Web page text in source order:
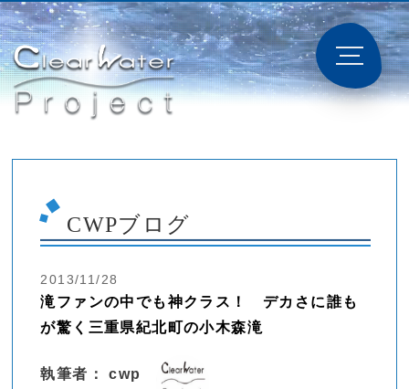
CWPブログ
2013/11/28
滝ファンの中でも神クラス！ デカさに誰も
が驚く三重県紀北町の小木森滝
執筆者： cwp